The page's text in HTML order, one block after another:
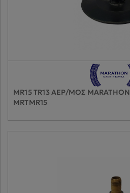
MR15 TR13 ΑΕΡ/ΜΟΣ MARATHON
MRTMR15